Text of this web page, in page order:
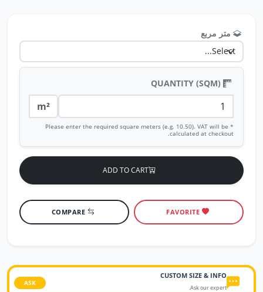
متر مربع
m²
* Please enter the required square meters (e.g. 10.50). VAT will be
calculated at checkout.
ADD TO CART
FAVORITE
COMPARE
CUSTOM SIZE & INFO
Ask our expert.
ASK